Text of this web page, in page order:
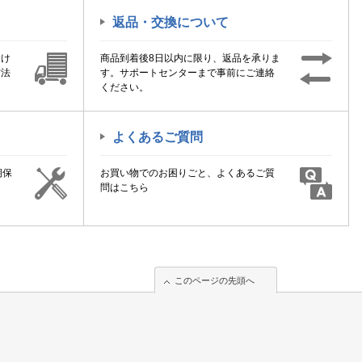
返品・交換について
商品到着後8日以内に限り、返品を承りま
す。サポートセンターまで事前にご連絡
ください。
保
よくあるご質問
お買い物でのお困りごと、よくあるご質
問はこちら
このページの先頭へ
このページの先頭へ